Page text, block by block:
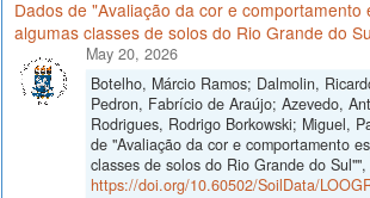
Dados de "Avaliação da cor e comportamento
algumas classes de solos do Rio Grande do
May 20, 2026
Botelho, Márcio Ramos; Dalmolin,
Pedron, Fabrício de Araújo; Azevedo,
Rodrigues, Rodrigo Borkowski; Miguel,
de "Avaliação da cor e comportamento
classes de solos do Rio Grande do Sul"",
https://doi.org/10.60502/SoilData/